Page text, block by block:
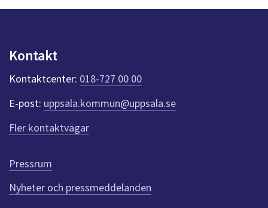
n
k
e
r
f
ö
r
e
n
n
a
Kontakt
Kontaktcenter: 018-727 00 00
E-post: uppsala.kommun@uppsala.se
Fler kontaktvägar
Pressrum
Nyheter och pressmeddelanden